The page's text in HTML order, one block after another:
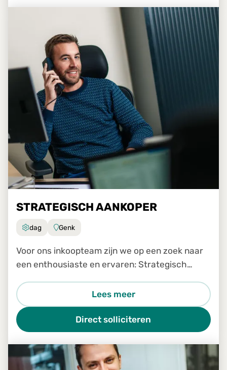
STRATEGISCH AANKOPER
dag Genk
Voor ons inkoopteam zijn we op een zoek naar
een enthousiaste en ervaren: Strategisch
Lees meer
Direct solliciteren